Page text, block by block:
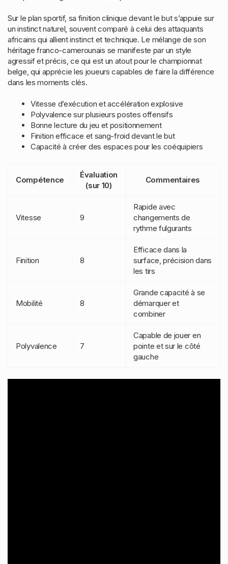
Sur le plan sportif, sa finition clinique devant le but s’appuie sur
un instinct naturel, souvent comparé à celui des attaquants
africains qui allient instinct et technique. Le mélange de son
héritage franco-camerounais se manifeste par un style
agressif et précis, ce qui est un atout pour le championnat
belge, qui apprécie les joueurs capables de faire la différence
dans les moments clés.
Vitesse d’exécution et accélération explosive
Polyvalence sur plusieurs postes offensifs
Bonne lecture du jeu et positionnement
Finition efficace et sang-froid devant le but
Capacité à créer des espaces pour les coéquipiers
Compétence
Évaluation
(sur 10)
Commentaires
Vitesse 9
Rapide avec
changements de
rythme fulgurants
Finition 8
Efficace dans la
surface, précision dans
les tirs
Mobilité 8
Grande capacité à se
démarquer et
combiner
Polyvalence 7
Capable de jouer en
pointe et sur le côté
gauche